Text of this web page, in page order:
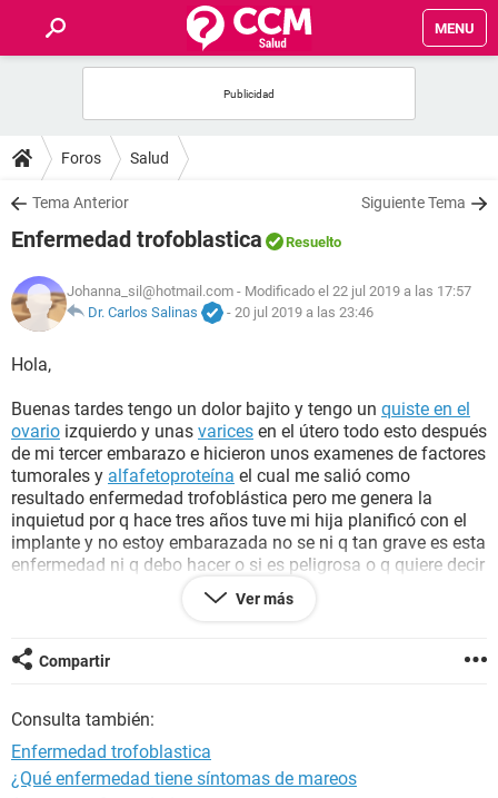
MENU
FOROS
SALUD
NUTRICIÓN
BIENESTAR
SEXUALIDAD
GLOSARIO
Foros Salud
Tema Anterior Siguiente Tema
Enfermedad trofoblastica Resuelto
Johanna_sil@hotmail.com - Modificado el 22 jul 2019 a las 17:57
Dr. Carlos Salinas
- 20 jul 2019 a las 23:46
Hola,
Buenas tardes tengo un dolor bajito y tengo un quiste en el
ovario izquierdo y unas varices en el útero todo esto después
de mi tercer embarazo e hicieron unos examenes de factores
tumorales y alfafetoproteína el cual me salió como
resultado enfermedad trofoblástica pero me genera la
inquietud por q hace tres años tuve mi hija planificó con el
implante y no estoy embarazada no se ni q tan grave es esta
enfermedad ni q debo hacer o si es peligrosa o q quiere decir
trofoblástica gestacional como les digo no estoy
embarazada y los valores q me salieron son elevados
Gracias
Ver más
Compartir
Consulta también:
Enfermedad trofoblastica
¿Qué enfermedad tiene síntomas de mareos